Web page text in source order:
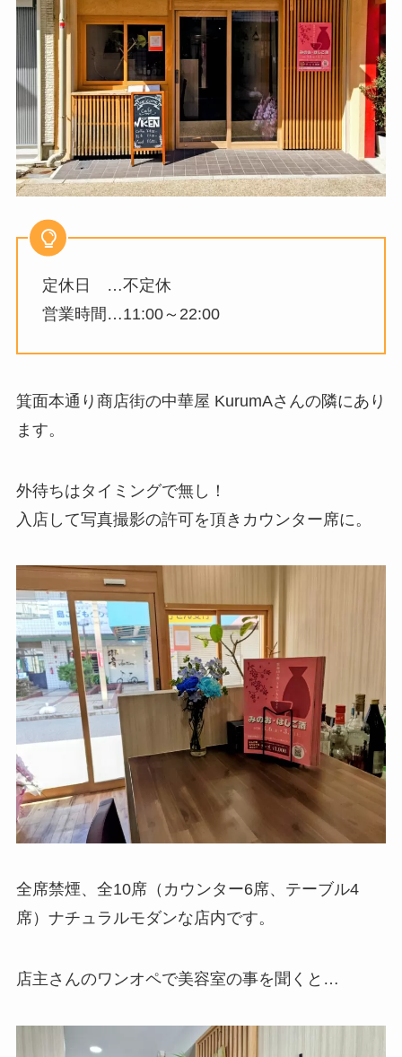
定休日 …不定休
営業時間…11:00～22:00
箕面本通り商店街の中華屋 KurumAさんの隣にあり
ます。
外待ちはタイミングで無し！
入店して写真撮影の許可を頂きカウンター席に。
全席禁煙、全10席（カウンター6席、テーブル4
席）ナチュラルモダンな店内です。
店主さんのワンオペで美容室の事を聞くと…